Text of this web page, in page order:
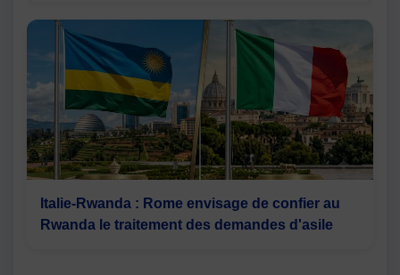
Italie-Rwanda : Rome envisage de confier au
Rwanda le traitement des demandes d'asile